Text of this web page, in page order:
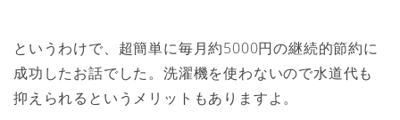
というわけで、超簡単に毎月約5000円の継続的節約に
成功したお話でした。洗濯機を使わないので水道代も
抑えられるというメリットもありますよ。